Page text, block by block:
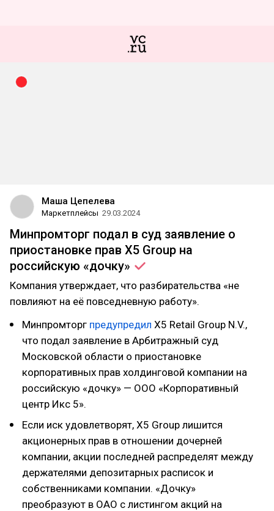
Маша Цепелева
Маркетплейсы 29.03.2024
Минпромторг подал в суд заявление о
приостановке прав X5 Group на
российскую «дочку»
Компания утверждает, что разбирательства «не
повлияют на её повседневную работу».
Минпромторг предупредил X5 Retail Group N.V.,
что подал заявление в Арбитражный суд
Московской области о приостановке
корпоративных прав холдинговой компании на
российскую «дочку» — ООО «Корпоративный
центр Икс 5».
Если иск удовлетворят, X5 Group лишится
акционерных прав в отношении дочерней
компании, акции последней распределят между
держателями депозитарных расписок и
собственниками компании. «Дочку»
преобразуют в ОАО с листингом акций на